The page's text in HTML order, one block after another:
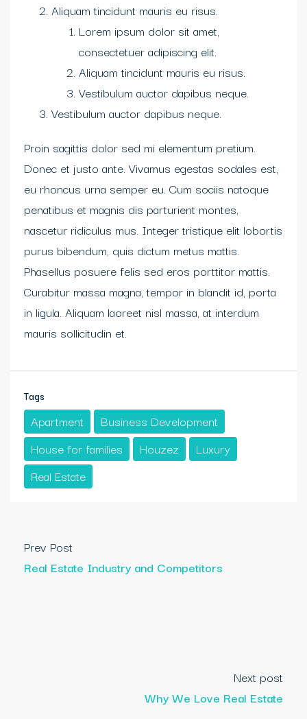
Aliquam tincidunt mauris eu risus.
Lorem ipsum dolor sit amet,
consectetuer adipiscing elit.
Aliquam tincidunt mauris eu risus.
Vestibulum auctor dapibus neque.
Vestibulum auctor dapibus neque.
Proin sagittis dolor sed mi elementum pretium.
Donec et justo ante. Vivamus egestas sodales est,
eu rhoncus urna semper eu. Cum sociis natoque
penatibus et magnis dis parturient montes,
nascetur ridiculus mus. Integer tristique elit lobortis
purus bibendum, quis dictum metus mattis.
Phasellus posuere felis sed eros porttitor mattis.
Curabitur massa magna, tempor in blandit id, porta
in ligula. Aliquam laoreet nisl massa, at interdum
mauris sollicitudin et.
Tags
Apartment
Business Development
House for families
Houzez
Luxury
Real Estate
Prev Post
Real Estate Industry and Competitors
Next post
Why We Love Real Estate